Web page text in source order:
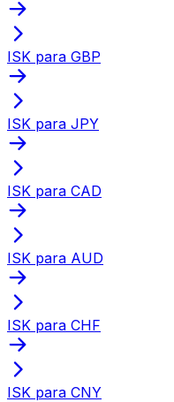
ISK para GBP
ISK para JPY
ISK para CAD
ISK para AUD
ISK para CHF
ISK para CNY